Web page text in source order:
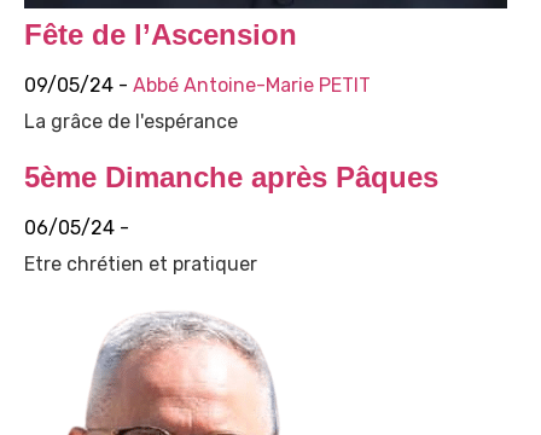
Fête de l’Ascension
09/05/24 - Abbé Antoine-Marie PETIT
La grâce de l'espérance
5ème Dimanche après Pâques
06/05/24 -
Etre chrétien et pratiquer